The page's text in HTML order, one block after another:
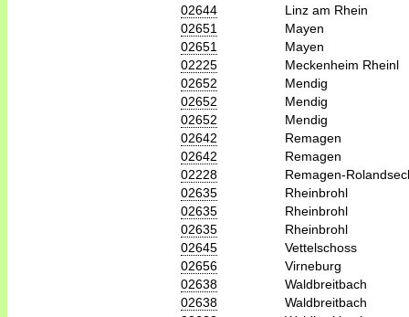
02644
Linz am Rhein
02651
Mayen
02651
Mayen
02225
Meckenheim Rheinl
02652
Mendig
02652
Mendig
02652
Mendig
02642
Remagen
02642
Remagen
02228
Remagen-
02635
Rheinbrohl
02635
Rheinbrohl
02635
Rheinbrohl
02645
Vettelschoss
02656
Virneburg
02638
Waldbreitbach
02638
Waldbreitbach